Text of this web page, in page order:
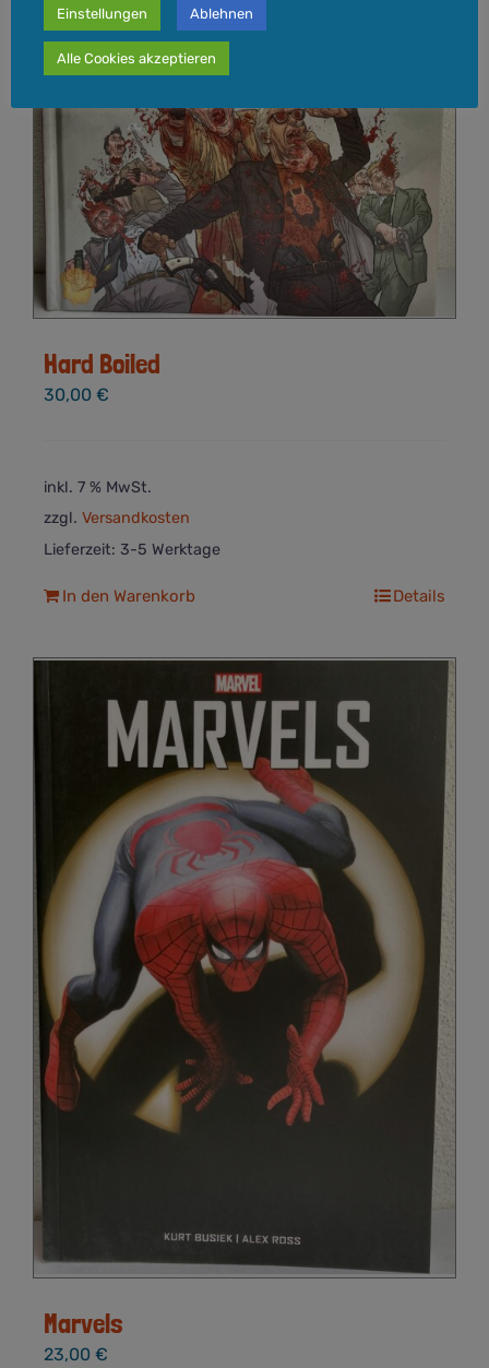
Hard Boiled
30,00 €
inkl. 7 % MwSt.
zzgl. Versandkosten
Lieferzeit: 3-5 Werktage
In den Warenkorb Details
Marvels
23,00 €
Einstellungen Ablehnen
Alle Cookies akzeptieren